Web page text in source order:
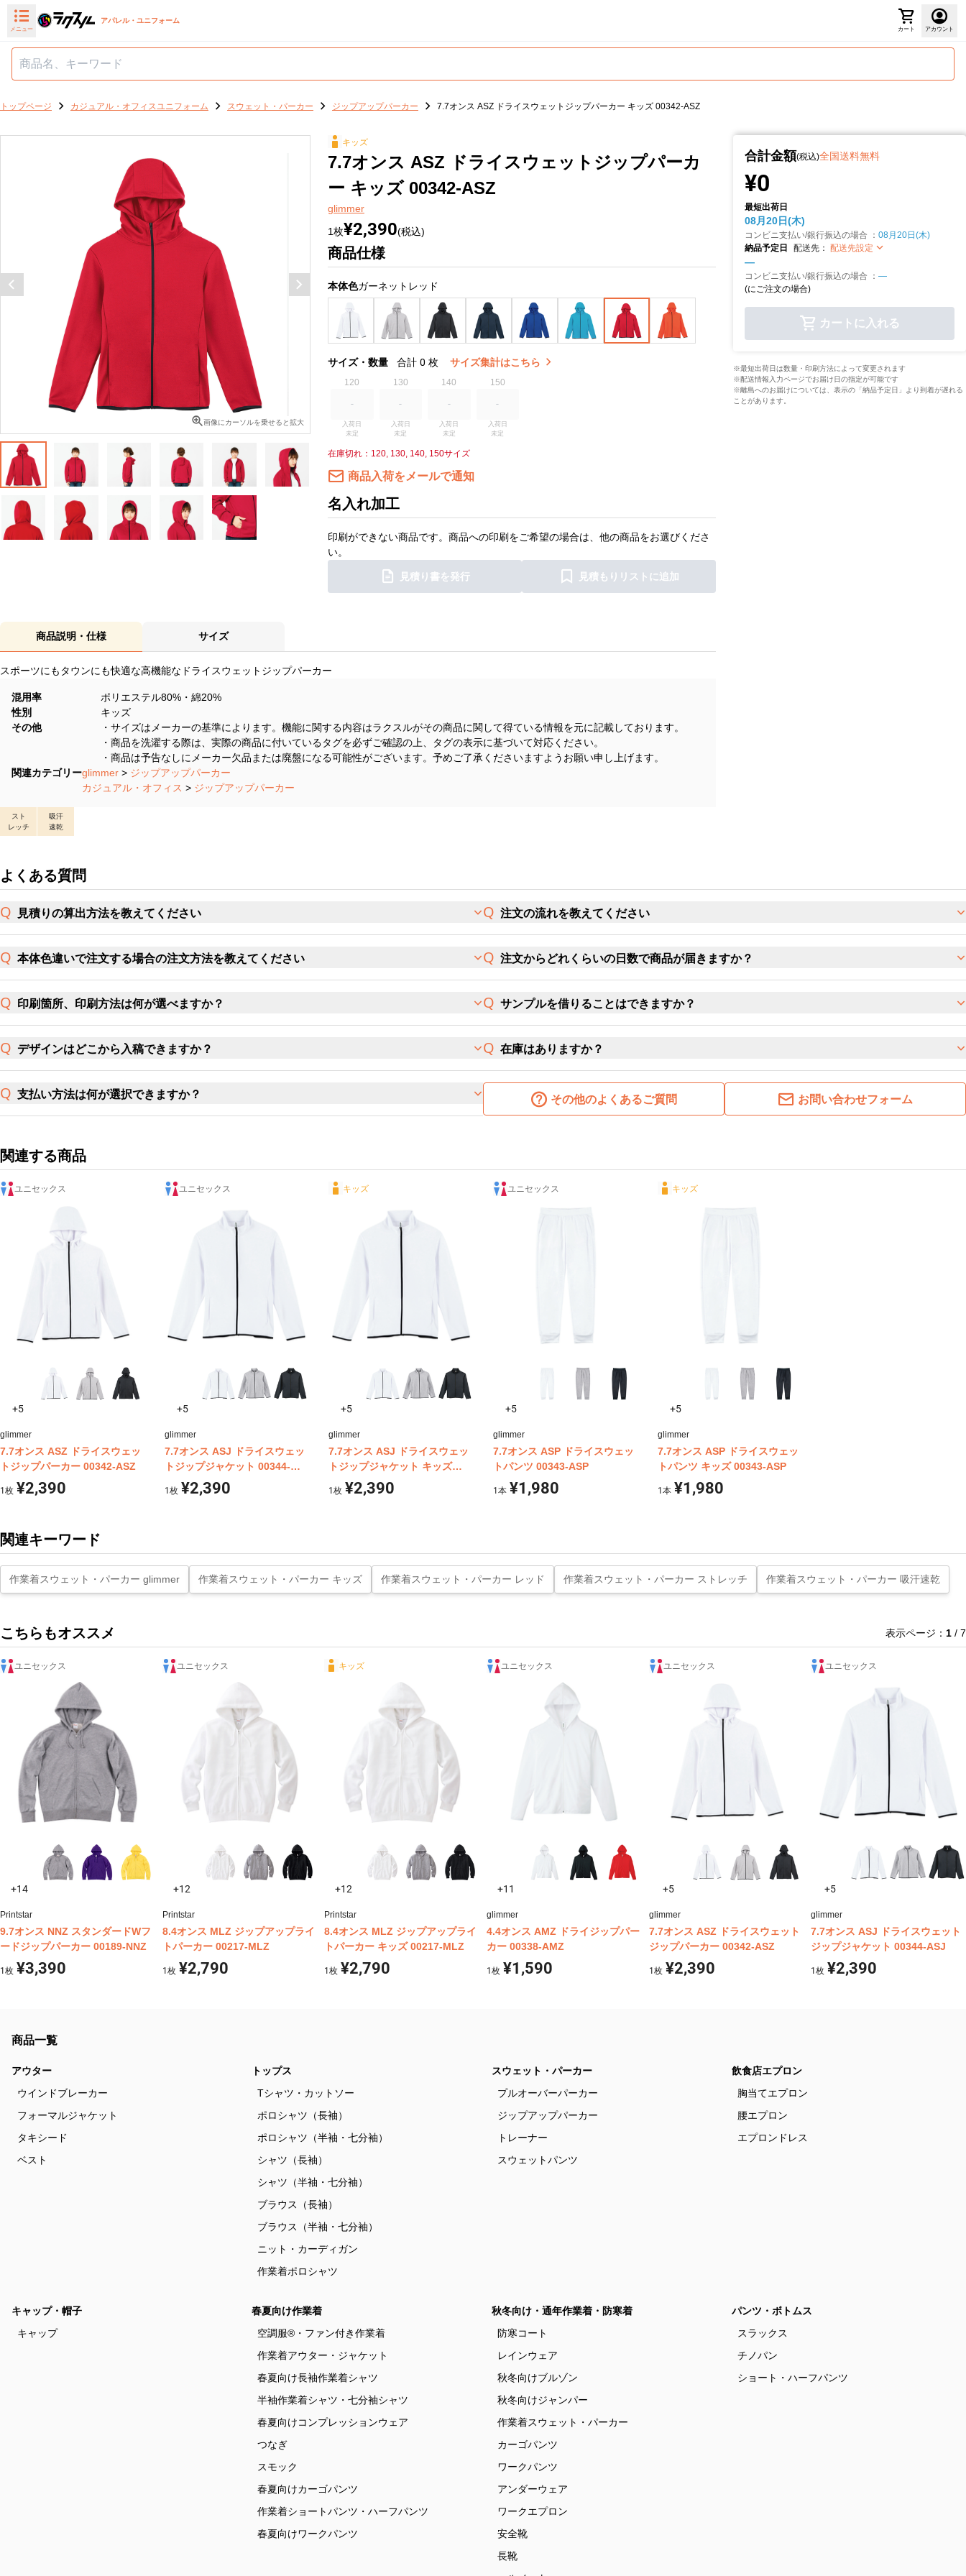
メニュー
アパレル・ユニフォーム
カート アカウント
トップページ カジュアル・オフィスユニフォーム スウェット・パーカー ジップアップパーカー 7.7オンス ASZ ドライスウェットジップパーカー キッズ 00342-ASZ
画像にカーソルを乗せると拡大
キッズ
7.7オンス ASZ ドライスウェットジップパーカ
ー キッズ 00342-ASZ
glimmer
1枚¥2,390(税込)
商品仕様
本体色ガーネットレッド
サイズ・数量 合計 0 枚 サイズ集計はこちら
120
入荷日
未定
130
入荷日
未定
140
入荷日
未定
150
入荷日
未定
在庫切れ：120, 130, 140, 150サイズ
商品入荷をメールで通知
名入れ加工
印刷ができない商品です。商品への印刷をご希望の場合は、他の商品をお選びくださ
い。
見積り書を発行 見積もりリストに追加
合計金額(税込)全国送料無料
¥0
最短出荷日
08月20日(木)
コンビニ支払い/銀行振込の場合 ： 08月20日(木)
納品予定日
配送先： 配送先設定
—
コンビニ支払い/銀行振込の場合 ： —
(にご注文の場合)
カートに入れる
※最短出荷日は数量・印刷方法によって変更されます
※配送情報入力ページでお届け日の指定が可能です
※離島へのお届けについては、表示の「納品予定日」より到着が遅れる
ことがあります。
商品説明・仕様 サイズ
スポーツにもタウンにも快適な高機能なドライスウェットジップパーカー
スト
レッチ
吸汗
速乾
混用率
ポリエステル80%・綿20%
性別
キッズ
その他
・サイズはメーカーの基準によります。機能に関する内容はラクスルがその商品に関して得ている情報を元に記載しております。
・商品を洗濯する際は、実際の商品に付いているタグを必ずご確認の上、タグの表示に基づいて対応ください。
・商品は予告なしにメーカー欠品または廃盤になる可能性がございます。予めご了承くださいますようお願い申し上げます。
関連カテゴリーglimmer > ジップアップパーカー
カジュアル・オフィス > ジップアップパーカー
よくある質問
見積りの算出方法を教えてください
本体色違いで注文する場合の注文方法を教えてください
印刷箇所、印刷方法は何が選べますか？
デザインはどこから入稿できますか？
支払い方法は何が選択できますか？
注文の流れを教えてください
注文からどれくらいの日数で商品が届きますか？
サンプルを借りることはできますか？
在庫はありますか？
その他のよくあるご質問 お問い合わせフォーム
関連する商品
ユニセックス
+5
glimmer
7.7オンス ASZ ドライスウェッ
トジップパーカー 00342-ASZ
1 枚 ¥2,390
ユニセックス
+5
glimmer
7.7オンス ASJ ドライスウェッ
トジップジャケット 00344-
ASJ
1 枚 ¥2,390
キッズ
+5
glimmer
7.7オンス ASJ ドライスウェッ
トジップジャケット キッズ
00344-ASJ
1枚 ¥2,390
ユニセックス
+5
glimmer
7.7オンス ASP ドライスウェッ
トパンツ 00343-ASP
1 本 ¥1,980
キッズ
+5
glimmer
7.7オンス ASP ドライスウェッ
トパンツ キッズ 00343-ASP
1 本 ¥1,980
関連キーワード
作業着スウェット・パーカー glimmer 作業着スウェット・パーカー キッズ 作業着スウェット・パーカー レッド 作業着スウェット・パーカー ストレッチ 作業着スウェット・パーカー 吸汗速乾
こちらもオススメ 表示ページ： 1 / 7
ユニセックス
+14
Printstar
9.7オンス NNZ スタンダードWフ
ードジップパーカー 00189-NNZ
1 枚 ¥3,390
ユニセックス
+12
Printstar
8.4オンス MLZ ジップアップライ
トパーカー 00217-MLZ
1 枚 ¥2,790
キッズ
+12
Printstar
8.4オンス MLZ ジップアップライ
トパーカー キッズ 00217-MLZ
1枚 ¥2,790
ユニセックス
+11
glimmer
4.4オンス AMZ ドライジップパー
カー 00338-AMZ
1 枚 ¥1,590
ユニセックス
+5
glimmer
7.7オンス ASZ ドライスウェット
ジップパーカー 00342-ASZ
1 枚 ¥2,390
ユニセックス
+5
glimmer
7.7オンス ASJ ドライスウェット
ジップジャケット 00344-ASJ
1枚 ¥2,390
商品一覧
アウター
ウインドブレーカー
フォーマルジャケット
タキシード
ベスト
トップス
Tシャツ・カットソー
ポロシャツ（長袖）
ポロシャツ（半袖・七分袖）
シャツ（長袖）
シャツ（半袖・七分袖）
ブラウス（長袖）
ブラウス（半袖・七分袖）
ニット・カーディガン
作業着ポロシャツ
スウェット・パーカー
プルオーバーパーカー
ジップアップパーカー
トレーナー
スウェットパンツ
飲食店エプロン
胸当てエプロン
腰エプロン
エプロンドレス
キャップ・帽子
キャップ
春夏向け作業着
空調服®・ファン付き作業着
作業着アウター・ジャケット
春夏向け長袖作業着シャツ
半袖作業着シャツ・七分袖シャツ
春夏向けコンプレッションウェア
つなぎ
スモック
春夏向けカーゴパンツ
作業着ショートパンツ・ハーフパンツ
春夏向けワークパンツ
秋冬向け・通年作業着・防寒着
防寒コート
レインウェア
秋冬向けブルゾン
秋冬向けジャンパー
作業着スウェット・パーカー
カーゴパンツ
ワークパンツ
アンダーウェア
ワークエプロン
安全靴
長靴
パンツ・ボトムス
スラックス
チノパン
ショート・ハーフパンツ